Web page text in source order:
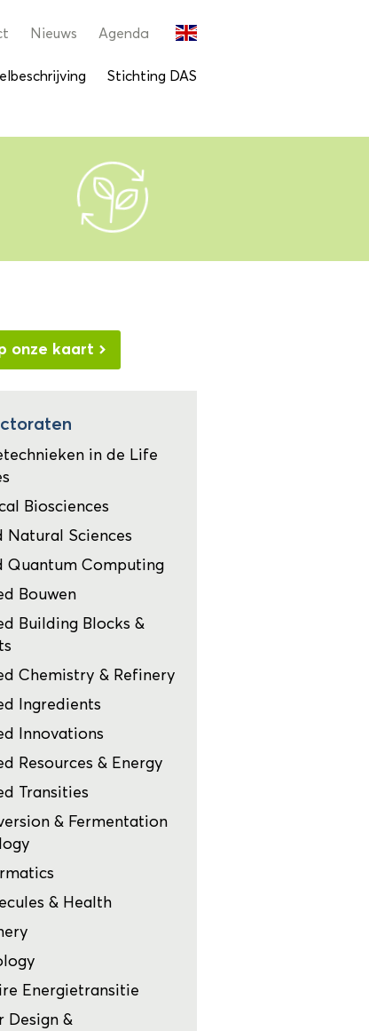
Nieuws Agenda
Stichting DAS
onze kaart
in de Life
Biosciences
Natural Sciences
Quantum Computing
Bouwen
Building Blocks &
Chemistry & Refinery
Ingredients
Innovations
Resources & Energy
Transities
& Fermentation
& Health
Energietransitie
Design &